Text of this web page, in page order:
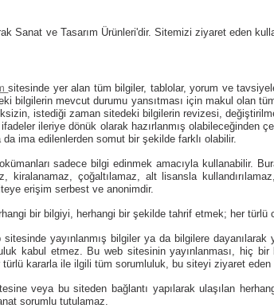
Sanat ve Tasarım Ürünleri'dir. Sitemizi ziyaret eden
sitesinde yer alan tüm bilgiler, tablolar, yorum ve
bilgilerin mevcut durumu yansıtması için makul olan
istediği zaman sitedeki bilgilerin revizesi,
ifadeler ileriye dönük olarak hazırlanmış
ima edilenlerden somut bir şekilde farklı olabilir.
sadece bilgi edinmek amacıyla kullanabilir.
kiralanamaz, çoğaltılamaz, alt lisansla
erişim serbest ve anonimdir.
bir bilgiyi, herhangi bir şekilde tahrif etmek; her türlü
yayınlanmış bilgiler ya da bilgilere
kabul etmez. Bu web sitesinin yayınlanması, hiç
türlü kararla ile ilgili tüm sorumluluk, bu siteyi ziyaret
veya bu siteden bağlantı yapılarak ulaşılan
sorumlu tutulamaz.